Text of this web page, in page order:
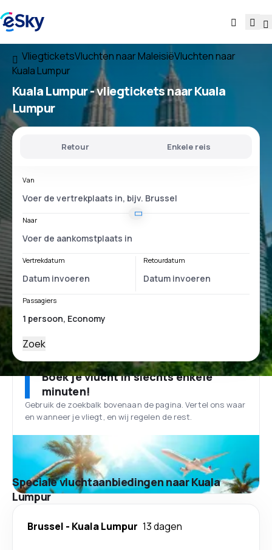
VliegticketsVluchten naar MaleisiëVluchten naar
Kuala Lumpur
Kuala Lumpur - vliegtickets naar Kuala
Lumpur
Retour Enkele reis
Van
Naar
Vertrekdatum Retourdatum
Passagiers
Zoek
Boek je vlucht in slechts enkele
minuten!
Gebruik de zoekbalk bovenaan de pagina. Vertel ons waar
en wanneer je vliegt, en wij regelen de rest.
Speciale vluchtaanbiedingen naar Kuala
Lumpur
Brussel - Kuala Lumpur 13 dagen